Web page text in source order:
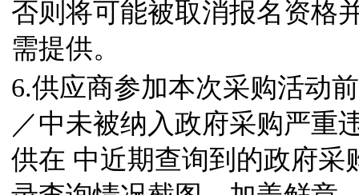
否则将可能被取消报名资格
需提供。
6.供应商参加本次采购活动
／中未被纳入政府采购严重
供在 中近期查询到的政府采